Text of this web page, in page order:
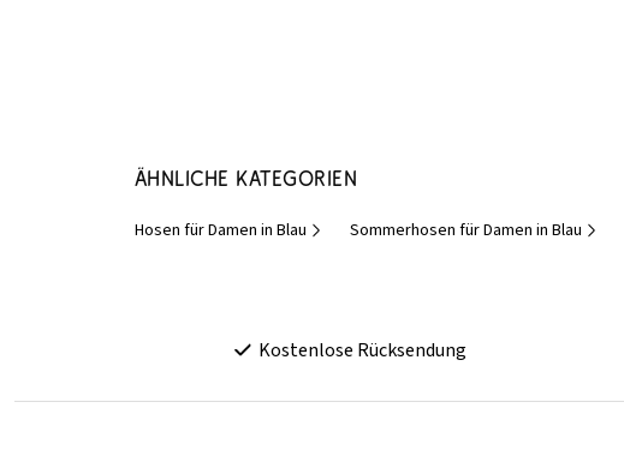
Ähnliche Kategorien
Hosen für Damen in Blau Sommerhosen für Damen in Blau
Kostenlose Rücksendung